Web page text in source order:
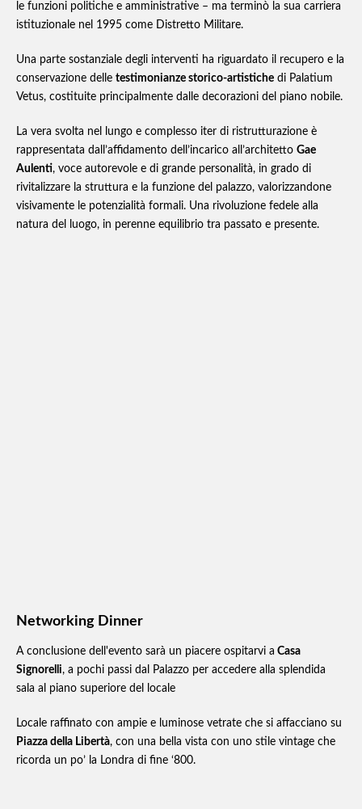
le funzioni politiche e amministrative – ma terminò la sua carriera
istituzionale nel 1995 come Distretto Militare.
Una parte sostanziale degli interventi ha riguardato il recupero e la
conservazione delle testimonianze storico-artistiche di Palatium
Vetus, costituite principalmente dalle decorazioni del piano nobile.
La vera svolta nel lungo e complesso iter di ristrutturazione è
rappresentata dall’affidamento dell’incarico all’architetto Gae
Aulenti, voce autorevole e di grande personalità, in grado di
rivitalizzare la struttura e la funzione del palazzo, valorizzandone
visivamente le potenzialità formali. Una rivoluzione fedele alla
natura del luogo, in perenne equilibrio tra passato e presente.
Networking Dinner
A conclusione dell'evento sarà un piacere ospitarvi a Casa
Signorelli, a pochi passi dal Palazzo per accedere alla splendida
sala al piano superiore del locale
Locale raffinato con ampie e luminose vetrate che si affacciano su
Piazza della Libertà, con una bella vista con uno stile vintage che
ricorda un po’ la Londra di fine ‘800.